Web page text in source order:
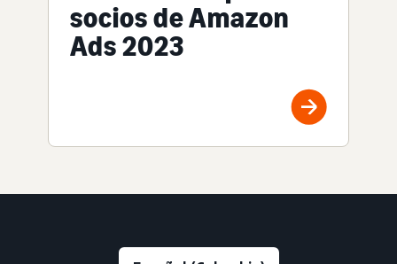
socios de Amazon
Ads 2023